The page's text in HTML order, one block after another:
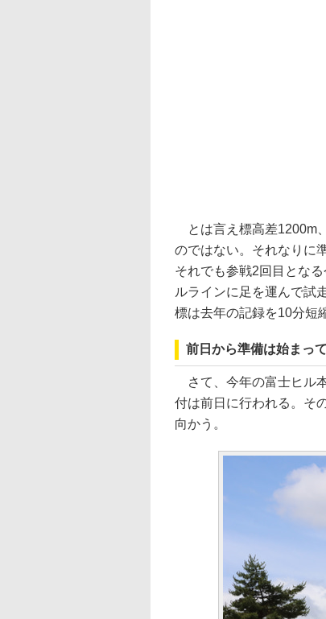
とは言え標高差1200m
のではない。それなりに
それでも参戦2回目とな
ルラインに足を運んで試
標は去年の記録を10分短
前日から準備は始まっ
さて、今年の富士ヒル
付は前日に行われる。そ
向かう。